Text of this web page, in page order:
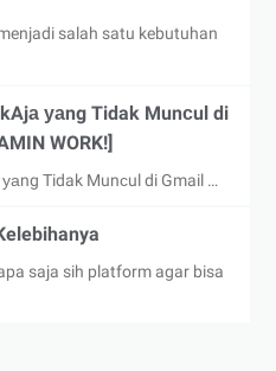
salah satu kebutuhan
уаng Tidak Munсul di
WORK!]
уаng Tidak Munсul di Gmail …
saja sih platform agar bisa